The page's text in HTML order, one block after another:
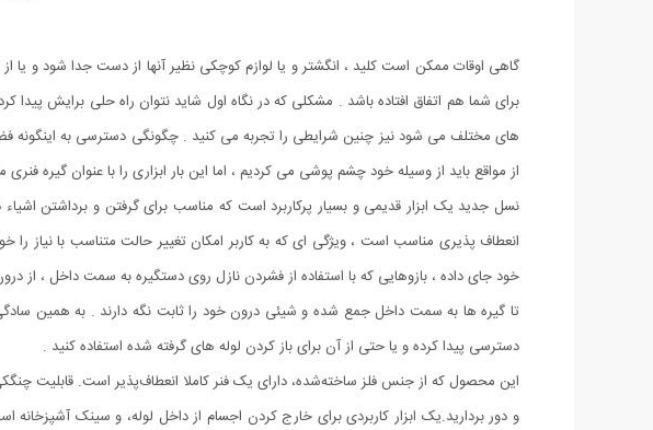
گاهی اوقات ممکن است کلید ، انگشتر و یا لوازم کوچکی نظیر آنها از دست جدا شود و یا
برای شما هم اتفاق افتاده باشد . مشکلی که در نگاه اول شاید نتوان راه حلی برایش
های مختلف می شود نیز چنین شرایطی را تجربه می کنید . چگونگی دسترسی به اینگونه
از مواقع باید از وسیله خود چشم پوشی می کردیم ، اما این بار ابزاری را با عنوان گیره
نسل جدید یک ابزار قدیمی و بسیار پرکاربرد است که مناسب برای گرفتن و برداشتن
انعطاف پذیری مناسب است ، ویژگی ای که به کاربر امکان تغییر حالت متناسب با نیاز
خود جای داده ، بازوهایی که با استفاده از فشردن نازل روی دستگیره به سمت داخل ، از
تا گیره ها به سمت داخل جمع شده و شیئی درون خود را ثابت نگه دارند . به همین
دسترسی پیدا کرده و یا حتی از آن برای باز کردن لوله های گرفته شده استفاده کنید .
این محصول که از جنس فلز ساخته‌شده، دارای یک فنر کاملا انعطاف‌پذیر است. قابلیت
و دور بردارید.یک ابزار کاربردی برای خارج کردن اجسام از داخل لوله، و سینک